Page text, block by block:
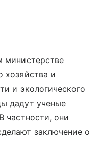
министерстве
хозяйства и
и экологического
дадут ученые
частности, они
заключение о